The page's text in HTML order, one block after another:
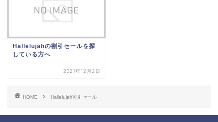
Hallelujahの割引セールを探
している方へ
2021年12月2日
HOME Hallelujah割引セール